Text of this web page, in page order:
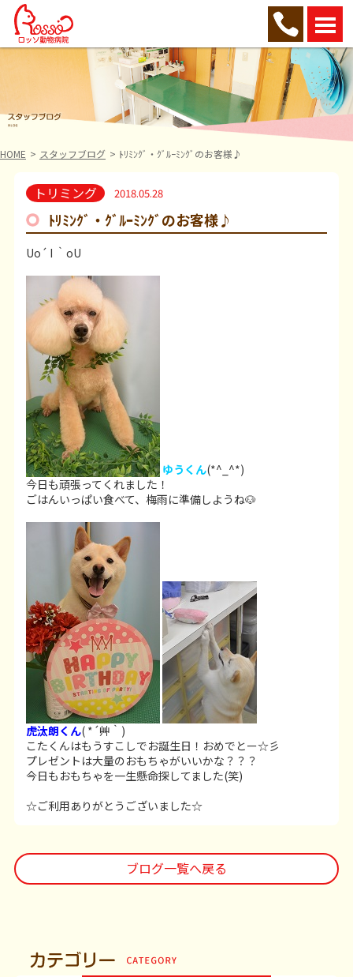
HOME スタッフブログ ﾄﾘﾐﾝｸﾞ・ｸﾞﾙｰﾐﾝｸﾞのお客様♪
トリミング 2018.05.28
ﾄﾘﾐﾝｸﾞ・ｸﾞﾙｰﾐﾝｸﾞのお客様♪
Uo´ I ｀oU
ゆうくん(*^_^*)
今日も頑張ってくれました！
ごはんいっぱい食べて、梅雨に準備しようね🐶
虎汰朗くん( *´艸｀)
こたくんはもうすこしでお誕生日！おめでとー☆彡
プレゼントは大量のおもちゃがいいかな？？？
今日もおもちゃを一生懸命探してました(笑)
☆ご利用ありがとうございました☆
ブログ一覧へ戻る